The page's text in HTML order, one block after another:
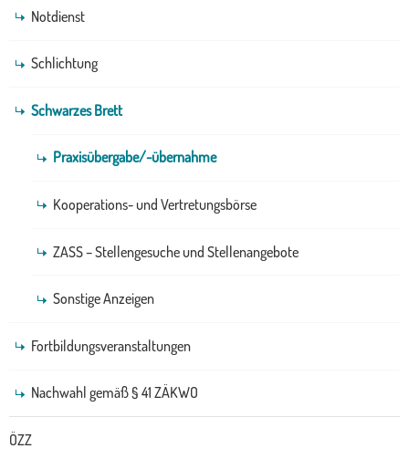
Notdienst
Schlichtung
Schwarzes Brett
Praxisübergabe/-übernahme
Kooperations- und Vertretungsbörse
ZASS – Stellengesuche und Stellenangebote
Sonstige Anzeigen
Fortbildungsveranstaltungen
Nachwahl gemäß § 41 ZÄKWO
ÖZZ